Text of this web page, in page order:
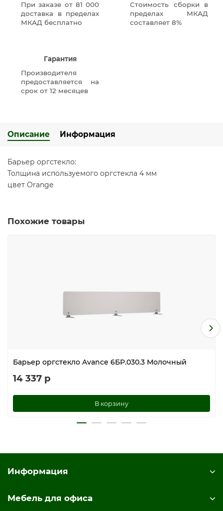
При заказе от 81 000
доставка в пределах
МКАД бесплатно
Стоимость сборки в
пределах МКАД
составляет 8%
Гарантия
Производителя
предоставляется на
срок от 12 месяцев
Описание Информация
Барьер оргстекло:
Толщина используемого оргстекла 4 мм
цвет Orange
Похожие товары
Барьер оргстекло Avance 6БР.030.3 Молочный
14 337 р
В корзину
Информация
Мебель для офиса